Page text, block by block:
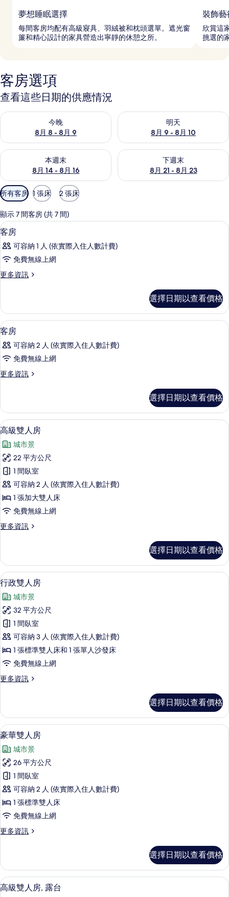
夢想睡眠選擇
每間客房均配有高級寢具、羽絨被和枕頭選單。遮光窗
簾和精心設計的家具營造出寧靜的休憩之所。
裝飾
欣賞這
挑選的
客房選項
查看這些日期的供應情況
今晚
8月 8 - 8月 9
查看今晚 (8月 8 - 8月 9) 的供應情況
明天
8月 9 - 8月 10
查看明天 (8月 9 - 8月 10) 的供
本週末
8月 14 - 8月 16
查看本週末 (8月 14 - 8月 16) 的供應情況
下週末
8月 21 - 8月 23
查看下週末 (8月 21 - 8月 23)
可
用
的
客
房
篩
選
件
所有客房 1 張床 2 張床
顯示 7 間客房 (共 7 間)
顯
示
客
房
的
有
相
片
高級寢具、羽絨被、客房內保險箱、書
5
客房
可容納 1 人 (依實際入住人數計費)
免費無線上網
更多資訊
更
的
詳
情
選擇日期以查看價格
顯
示
客
房
的
有
相
片
高級寢具、羽絨被、客房內保險箱、書
7
客房
可容納 2 人 (依實際入住人數計費)
免費無線上網
更多資訊
更
的
詳
情
選擇日期以查看價格
顯
示
高
級
雙
人
房
的
所
相
片
高級雙人房 | 高級寢具、羽絨被、客
7
高級雙人房
城市景
22 平方公尺
1 間臥室
可容納 2 人 (依實際入住人數計費)
1 張加大雙人床
免費無線上網
更多資訊
更
雙
人
房
的
詳
情
選擇日期以查看價格
顯
示
行
政
雙
人
房
的
所
相
片
行政雙人房 | 高級寢具、羽絨被、客
5
行政雙人房
城市景
32 平方公尺
1 間臥室
可容納 3 人 (依實際入住人數計費)
1 張標準雙人床和 1 張單人沙發床
免費無線上網
更多資訊
更
雙
人
房
詳
情
選擇日期以查看價格
顯
示
豪
華
雙
人
房
的
所
相
片
豪華雙人房 | 高級寢具、羽絨被、客
6
豪華雙人房
城市景
26 平方公尺
1 間臥室
可容納 2 人 (依實際入住人數計費)
1 張標準雙人床
免費無線上網
更多資訊
更
雙
人
房
選擇日期以查看價格
顯
高級雙人房, 露台 | 高級寢具、羽絨被
5
高級雙人房, 露台